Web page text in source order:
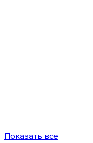
Показать все